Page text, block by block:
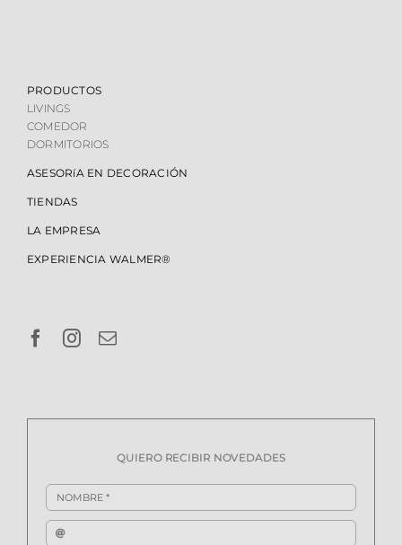
PRODUCTOS
LIVINGS
COMEDOR
DORMITORIOS
ASESORíA EN DECORACIÓN
TIENDAS
LA EMPRESA
EXPERIENCIA WALMER®
QUIERO RECIBIR NOVEDADES